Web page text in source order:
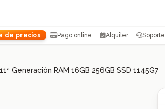
de precios Pago online Alquiler Soporte
Generación RAM 16GB 256GB SSD 1145G7